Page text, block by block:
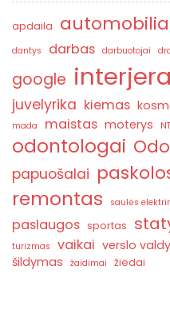
apdaila
dantys
darbas darbuotojai
google
juvelyrika kiemas
mada maistas moterys
odontologai
papuošalai
remontas
saulės
paslaugos sportas
turizmas vaikai verslo
šildymas žaidimai žiedai